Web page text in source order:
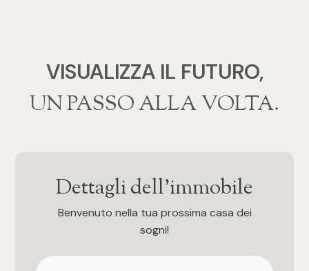
VISUALIZZA IL FUTURO,
‍‍UN PASSO ALLA VOLTA.
Dettagli dell'immobile
Benvenuto nella tua prossima casa dei
sogni!